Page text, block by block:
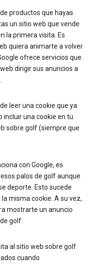
productos que hayas
un sitio web que vende
la primera visita. Es
quiera animarte a volver
ofrece servicios que
dirigir sus anuncios a
leer una cookie que ya
incluir una cookie en tu
sobre golf (siempre que
con Google, es
palos de golf aunque
deporte. Esto sucede
misma cookie. A su vez,
mostrarte un anuncio
golf.
al sitio web sobre golf
cuando